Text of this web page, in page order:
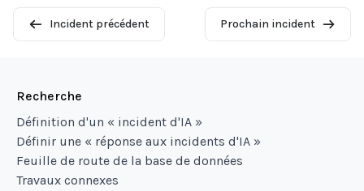
Incident précédent Prochain incident
Recherche
Définition d'un « incident d'IA »
Définir une « réponse aux incidents d'IA »
Feuille de route de la base de données
Travaux connexes